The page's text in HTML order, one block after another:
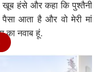
हंसे और कहा कि पुश्तैनी
आता है और वो मेरी मां
का नवाब हूं.